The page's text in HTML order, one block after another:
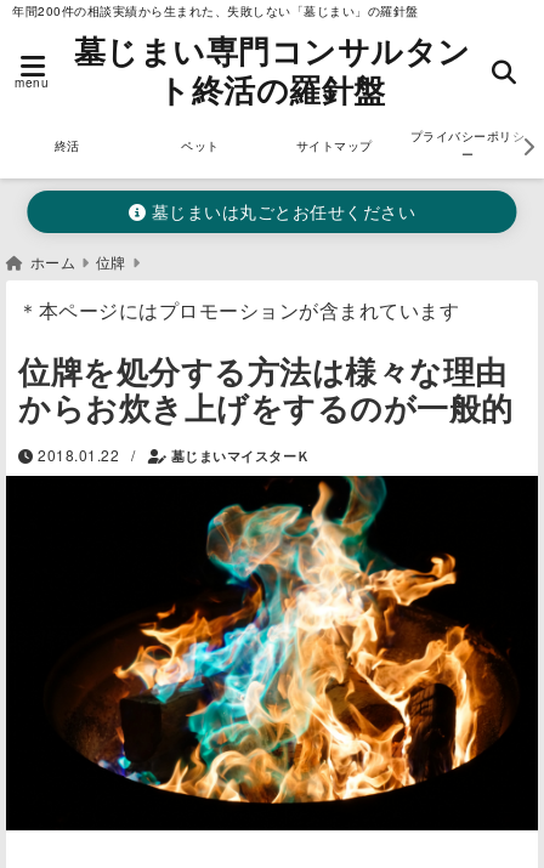
年間200件の相談実績から生まれた、失敗しない「墓じまい」の羅針盤
menu
墓じまい専門コンサルタン
ト終活の羅針盤
終活 ペット サイトマップ
プライバシーポリシ
ー
墓じまいは丸ごとお任せください
ホーム 位牌
＊本ページにはプロモーションが含まれています
位牌を処分する方法は様々な理由
からお炊き上げをするのが一般的
2018.01.22 / 墓じまいマイスターＫ